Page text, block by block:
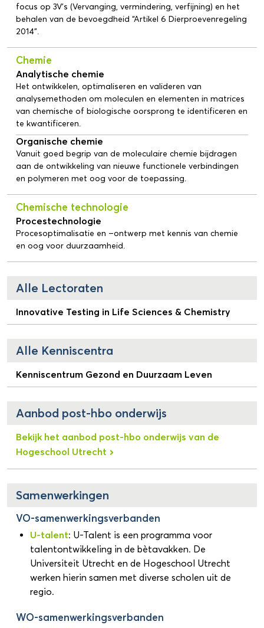
focus op 3V’s (Vervanging, vermindering, verfijning) en het
behalen van de bevoegdheid “Artikel 6 Dierproevenregeling
2014”.
Chemie
Analytische chemie
Het ontwikkelen, optimaliseren en valideren van
analysemethoden om moleculen en elementen in matrices
van chemische of biologische oorsprong te identificeren en
te kwantificeren.
Organische chemie
Vanuit goed begrip van de moleculaire chemie bijdragen
aan de ontwikkeling van nieuwe functionele verbindingen
en polymeren met oog voor de toepassing.
Chemische technologie
Procestechnologie
Procesoptimalisatie en –ontwerp met kennis van chemie
en oog voor duurzaamheid.
Alle Lectoraten
Innovative Testing in Life Sciences & Chemistry
Alle Kenniscentra
Kenniscentrum Gezond en Duurzaam Leven
Aanbod post-hbo onderwijs
Bekijk het aanbod post-hbo onderwijs van de
Hogeschool Utrecht
Samenwerkingen
VO-samenwerkingsverbanden
U-talent: U-Talent is een programma voor
talentontwikkeling in de bètavakken. De
Universiteit Utrecht en de Hogeschool Utrecht
werken hierin samen met diverse scholen uit de
regio.
WO-samenwerkingsverbanden